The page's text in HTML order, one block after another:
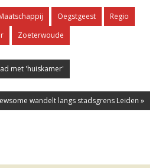
Oegstgeest
Regio
Zoeterwoude
met 'huiskamer'
wandelt langs stadsgrens Leiden »